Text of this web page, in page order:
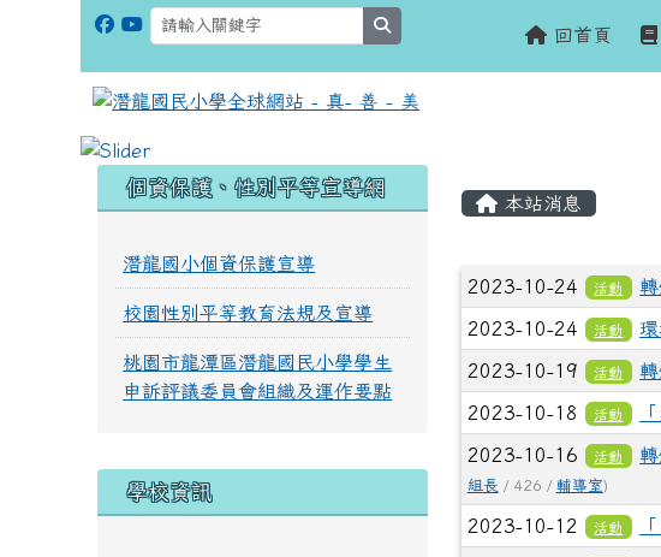
回首頁
本站消息
文章列表
2023-10-24 活動
2023-10-24 活動
2023-10-19 活動
2023-10-18 活動
2023-10-16 活動
組長 / 426 / 輔導室)
2023-10-12 活動
個資保護、性別平等宣導網
潛龍國小個資保護宣導
校園性別平等教育法規及宣導
桃園市龍潭區潛龍國民小學學生
申訴評議委員會組織及運作要點
學校資訊